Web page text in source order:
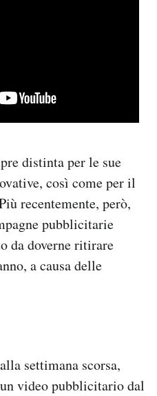
distinta per le sue
così come per il
recentemente, però,
pubblicitarie
da doverne ritirare
a causa delle
settimana scorsa,
video pubblicitario dal